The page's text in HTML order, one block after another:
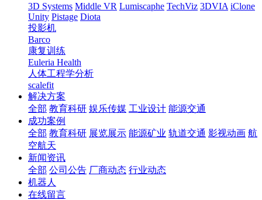
3D Systems Middle VR Lumiscaphe TechViz 3DVIA iClone
Unity Pistage Diota
投影机
Barco
康复训练
Euleria Health
人体工程学分析
scalefit
解决方案
全部 教育科研 娱乐传媒 工业设计 能源交通
成功案例
全部 教育科研 展览展示 能源矿业 轨道交通 影视动画 航
空航天
新闻资讯
全部 公司公告 厂商动态 行业动态
机器人
在线留言